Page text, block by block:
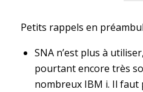
Petits rappels en
SNA n’est plus à
pourtant encore très
nombreux IBM i. Il faut